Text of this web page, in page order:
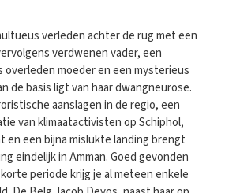
verleden achter de rug met een
verdwenen vader, een
moeder en een mysterieus
de basis ligt van haar dwangneurose.
aanslagen in de regio, een
van klimaatactivisten op Schiphol,
en een bijna mislukte landing brengt
eindelijk in Amman. Goed gevonden
periode krijg je al meteen enkele